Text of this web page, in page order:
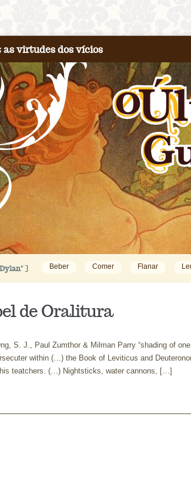
virtudes dos vícios
] Beber Comer Flanar
de Oralitura
S. J., Paul Zumthor & Milman Parry “shading of
within (…) the Book of Leviticus and
teatchers. (…) Nightsticks, water cannons, […]